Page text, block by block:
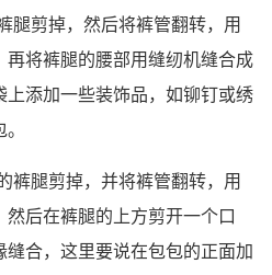
腿剪掉，然后将裤管翻转，用
将裤腿的腰部用缝纫机缝合成
添加一些装饰品，如铆钉或绣
裤腿剪掉，并将裤管翻转，用
后在裤腿的上方剪开一个口
合，这里要说在包包的正面加